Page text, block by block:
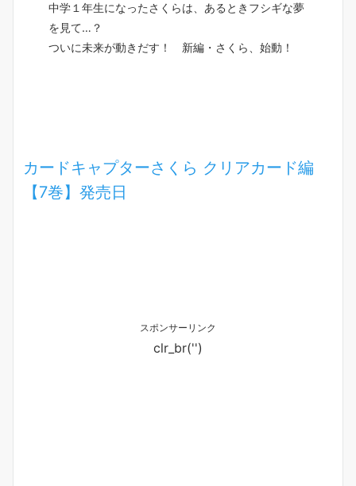
中学１年生になったさくらは、あるときフシギな夢
を見て…？
ついに未来が動きだす！ 新編・さくら、始動！
カードキャプターさくら クリアカード編
【7巻】発売日
スポンサーリンク
clr_br('')